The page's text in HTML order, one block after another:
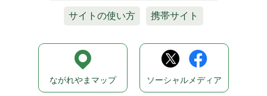
サイトの使い方 携帯サイト
ながれやまマップ ソーシャルメディア